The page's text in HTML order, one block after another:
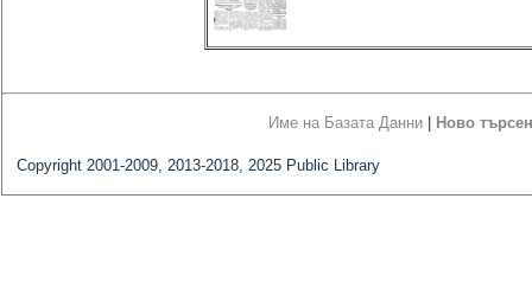
Име на Базата Данни Ново
Copyright 2001-2009, 2013-2018, 2025 Public Library